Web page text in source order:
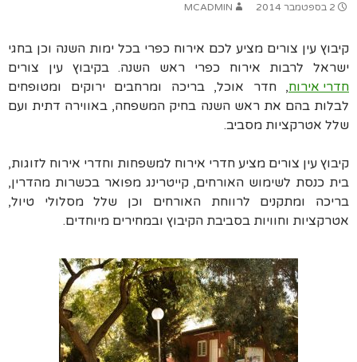
2 בספטמבר 2014 MCADMIN
קיבוץ עין צורים מציע לכם אירוח כפרי בכל ימות השנה וכן בחגי
ישראל לרבות אירוח כפרי ראש השנה. בקיבוץ עין צורים
חדרי אירוח, חדר אוכל, בריכה ומרחבים ירוקים ומטופחים
לבלות בהם את ראשהשנה בחיק המשפחה, באווירה דתית ועם
שלל אטרקציות מסביב.
קיבוץ עין צורים מציע חדרי אירוח למשפחות וחדרי אירוח לזוגות,
בית כנסת לשימוש האורחים, קייטרינג מפואר בכשרות מהדרין,
בריכה ומתקנים לרווחת האורחים וכן שלל מסלולי טיול,
אטרקציות וחוויות בסביבת הקיבוץ ובמחירים מיוחדים.